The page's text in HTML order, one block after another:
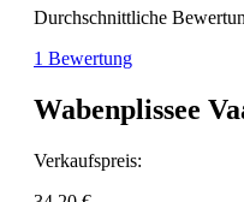
Durchschnittliche
1 Bewertung
Wabenplissee
Verkaufspreis: